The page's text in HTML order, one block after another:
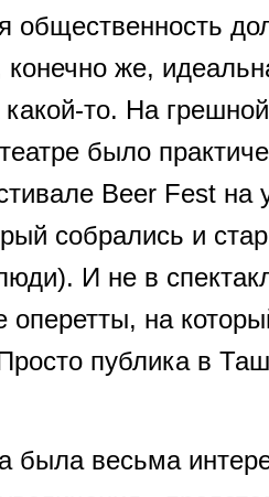
общественность
конечно же,
то. На
было
Beer Fest на
собрались и
И не в
оперетты, на
публика в
была весьма